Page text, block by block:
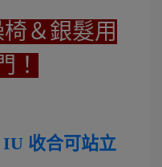
＆銀髮用
！
IU 收合可站立